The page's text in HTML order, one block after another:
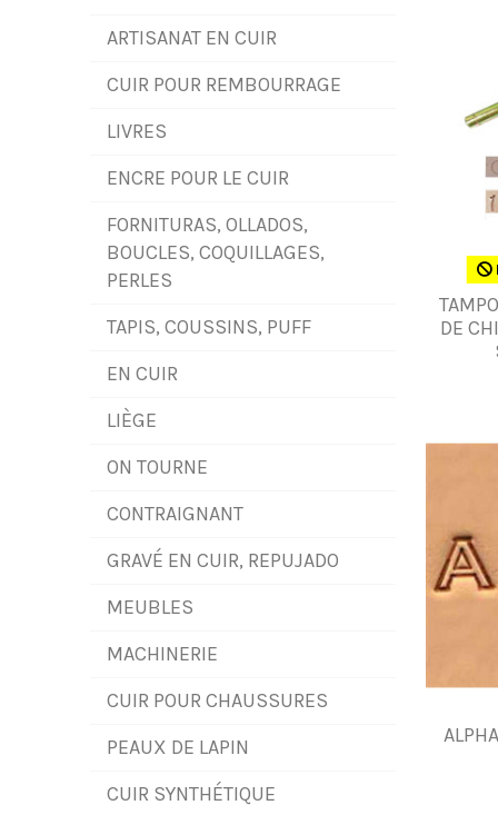
DE
ARTISANAT EN CUIR
CUIR POUR REMBOURRAGE
LIVRES
ENCRE POUR LE CUIR
FORNITURAS, OLLADOS,
BOUCLES, COQUILLAGES,
PERLES
TAPIS, COUSSINS, PUFF
EN CUIR
LIÈGE
ON TOURNE
CONTRAIGNANT
GRAVÉ EN CUIR, REPUJADO
MEUBLES
MACHINERIE
CUIR POUR CHAUSSURES
PEAUX DE LAPIN
CUIR SYNTHÉTIQUE